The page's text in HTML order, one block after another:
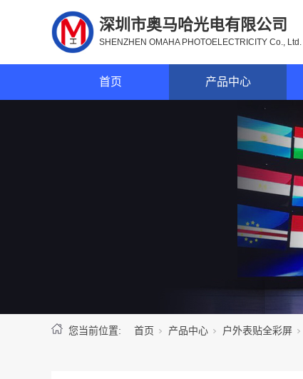
深圳市奥马哈光电有限公司
SHENZHEN OMAHA PHOTOELECTRICITY Co., Ltd.
首页 产品中心
您当前位置: 首页 产品中心 户外表贴全彩屏